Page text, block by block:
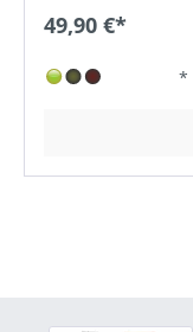
49,90 €*
*